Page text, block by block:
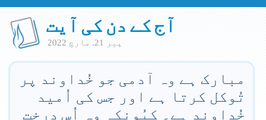
آج کے دن کی آیت
پير 21. مارچ 2022
مبارک ہے وہ آدمی جو خُداوند پر
تُوکل کرتا ہے اور جس کی اُمید
خُداوند ہے۔ کِیُونکہ وہ اُس درخت